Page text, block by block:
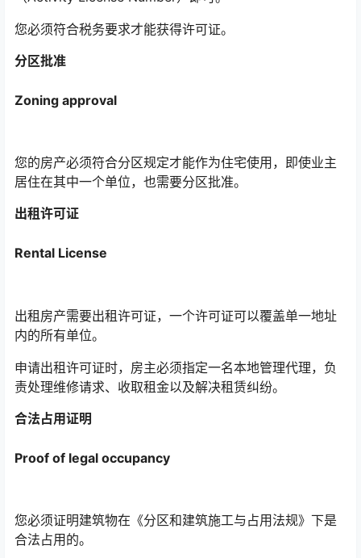
您必须符合税务要求才能获得许可证。
分区批准
Zoning approval
您的房产必须符合分区规定才能作为住宅使用，即使业主
居住在其中一个单位，也需要分区批准。
出租许可证
Rental License
出租房产需要出租许可证，一个许可证可以覆盖单一地址
内的所有单位。
申请出租许可证时，房主必须指定一名本地管理代理，负
责处理维修请求、收取租金以及解决租赁纠纷。
合法占用证明
Proof of legal occupancy
您必须证明建筑物在《分区和建筑施工与占用法规》下是
合法占用的。